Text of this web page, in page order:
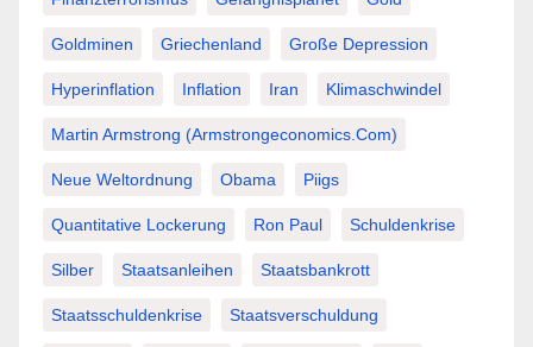
Goldminen Griechenland Große Depression
Hyperinflation Inflation Iran Klimaschwindel
Martin Armstrong (Armstrongeconomics.com)
Neue Weltordnung Obama Piigs
Quantitative Lockerung Ron Paul Schuldenkrise
Silber Staatsanleihen Staatsbankrott
Staatsschuldenkrise Staatsverschuldung